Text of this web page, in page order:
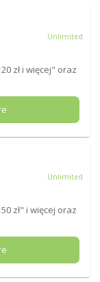
Unlimited
zł i więcej" oraz
Unlimited
zł" i więcej oraz